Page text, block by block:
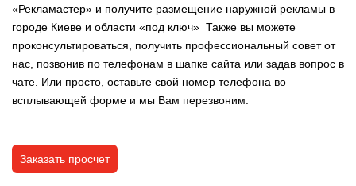
«Рекламастер» и получите размещение наружной рекламы в
городе Киеве и области «под ключ» Также вы можете
проконсультироваться, получить профессиональный совет от
нас, позвонив по телефонам в шапке сайта или задав вопрос в
чате. Или просто, оставьте свой номер телефона во
всплывающей форме и мы Вам перезвоним.
Заказать просчет